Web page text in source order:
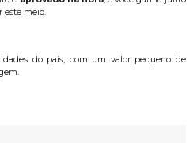
meio.
do país, com um valor pequeno de